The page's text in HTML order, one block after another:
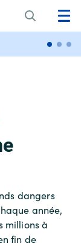
dangers
année,
millions à
fin de